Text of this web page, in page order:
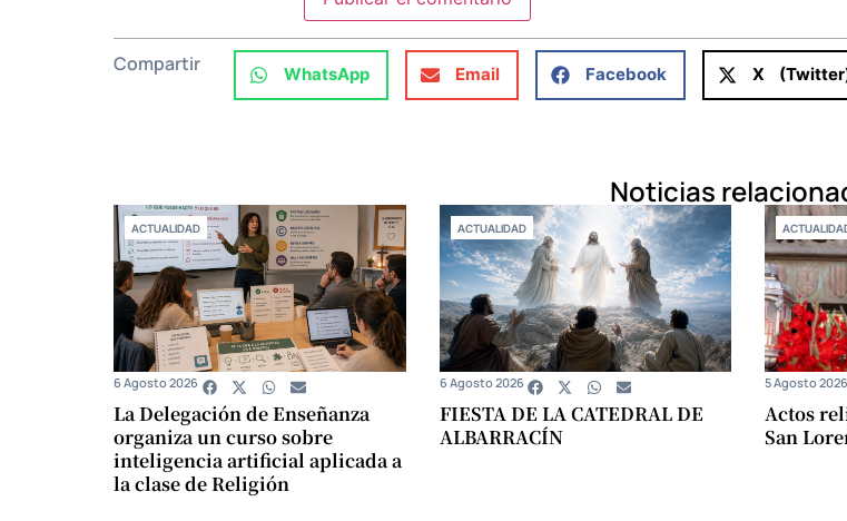
Compartir WhatsApp Email Facebook X
Noticias
ACTUALIDAD
La Delegación de Enseñanza
organiza un curso sobre
inteligencia artificial aplicada a
la clase de Religión
6 Agosto 2026
ACTUALIDAD
FIESTA DE LA CATEDRAL DE
ALBARRACÍN
6 Agosto 2026
Actos
San
5 Agosto 2026